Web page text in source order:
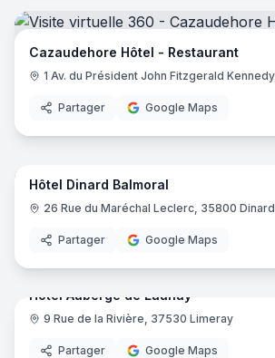
Cazaudehore Hôtel - Restaurant
Partager Google Maps
Hôtel Dinard Balmoral
26 Rue du Maréchal Leclerc, 35800 Dinard
Partager Google Maps
Hotel Auberge de Launay
9 Rue de la Rivière, 37530 Limeray
Partager Google Maps